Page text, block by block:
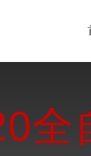
全